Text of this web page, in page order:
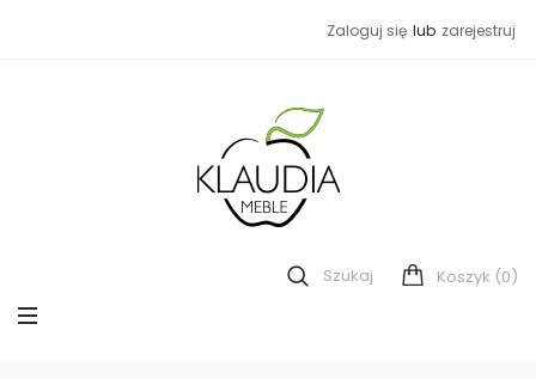
Zaloguj się lub zarejestruj
Szukaj Koszyk (0)